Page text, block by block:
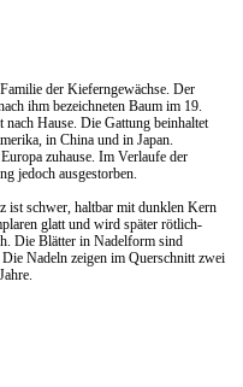
der Kieferngewächse. Der
ihm bezeichneten Baum im 19.
Hause. Die Gattung beinhaltet
in China und in Japan.
zuhause. Im Verlaufe der
jedoch ausgestorben.
ist schwer, haltbar mit dunklen Kern
glatt und wird später rötlich-
Die Blätter in Nadelform sind
Nadeln zeigen im Querschnitt zwei